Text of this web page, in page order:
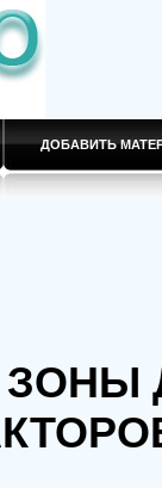
ДОБАВИТЬ
ЗОНЫ